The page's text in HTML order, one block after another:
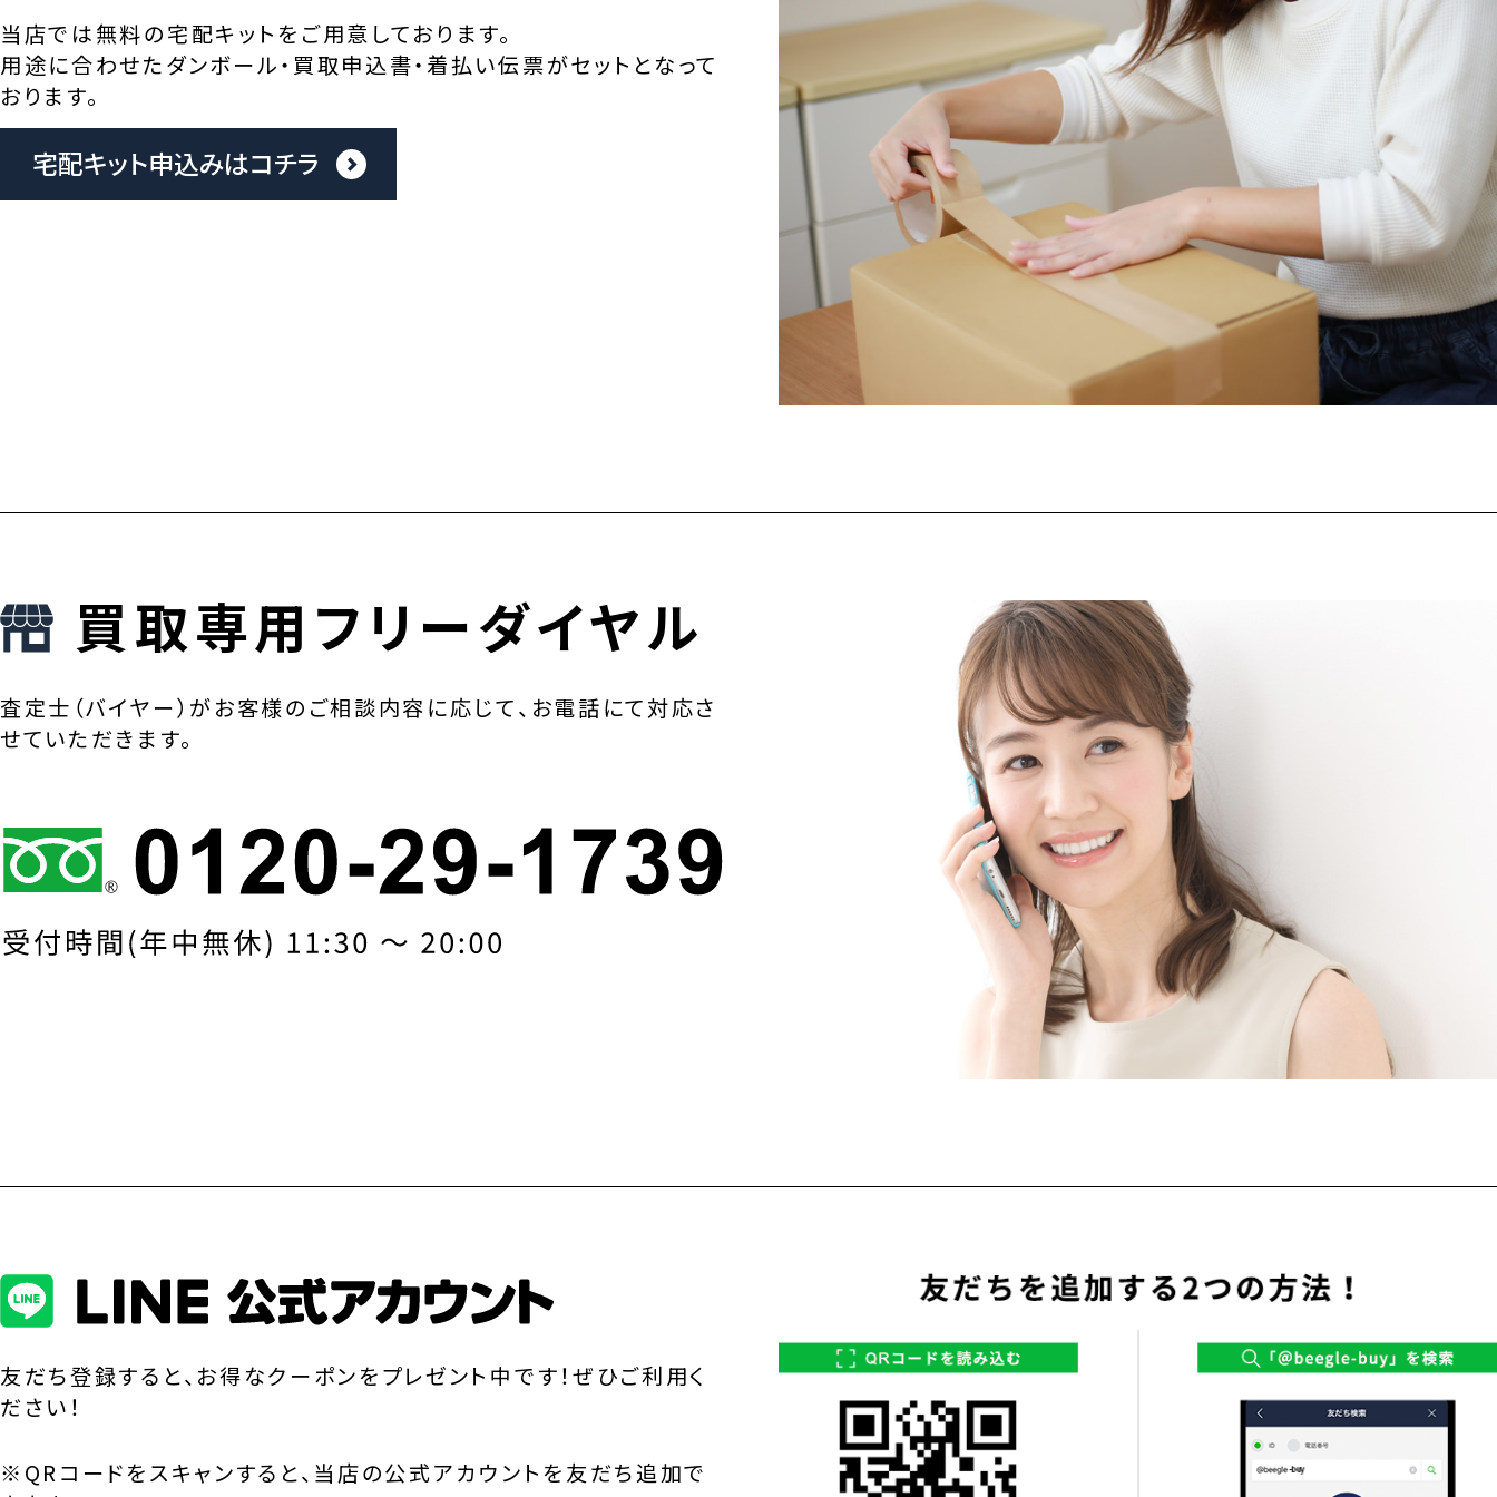
当店では無料の宅配キットをご用意しております。
用途に合わせたダンボール・買取申込書・着払い伝票がセットとなって
おります。
宅配キット申込みはコチラ
買取専用フリーダイヤル
査定士（バイヤー）がお客様のご相談内容に応じて、お電話にて対応さ
せていただきます。
友だち登録すると、お得なクーポンをプレゼント中です！ぜひご利用く
ださい！
※QRコードをスキャンすると、当店の公式アカウントを友だち追加で